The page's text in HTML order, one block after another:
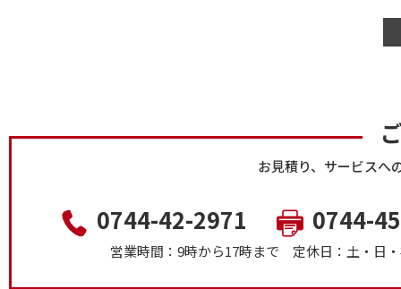
お見積り、サービスへ
0744-42-2971 0744-
営業時間：9時から17時まで 定休日：土・日